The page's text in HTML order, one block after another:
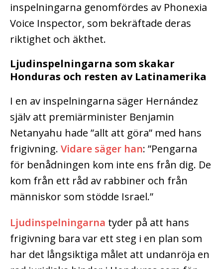
inspelningarna genomfördes av Phonexia
Voice Inspector, som bekräftade deras
riktighet och äkthet.
Ljudinspelningarna som skakar
Honduras och resten av Latinamerika
I en av inspelningarna säger Hernández
själv att premiärminister Benjamin
Netanyahu hade ”allt att göra” med hans
frigivning. Vidare säger han: ”Pengarna
för benådningen kom inte ens från dig. De
kom från ett råd av rabbiner och från
människor som stödde Israel.”
Ljudinspelningarna tyder på att hans
frigivning bara var ett steg i en plan som
har det långsiktiga målet att undanröja en